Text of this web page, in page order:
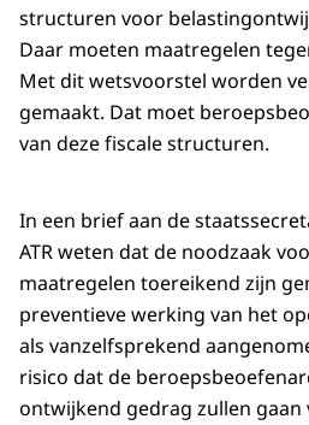
structuren voor
Daar moeten maatregelen
Met dit wetsvoorstel worden
gemaakt. Dat moet
van deze fiscale structuren.
In een brief aan de
ATR weten dat de noodzaak
maatregelen toereikend zijn
preventieve werking van het
als vanzelfsprekend
risico dat de
ontwijkend gedrag zullen